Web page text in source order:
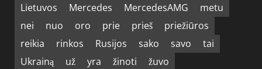
Lietuvos
Mercedes MercedesAMG
metu
nei
nuo oro prie prieš
priežiūros
reikia
rinkos Rusijos sako savo
tai
Ukrainą
už yra žinoti žuvo